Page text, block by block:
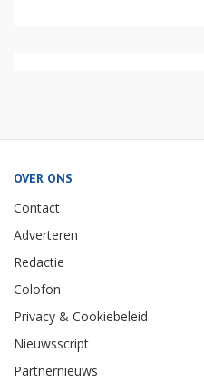
OVER ONS
Contact
Adverteren
Redactie
Colofon
Privacy & Cookiebeleid
Nieuwsscript
Partnernieuws